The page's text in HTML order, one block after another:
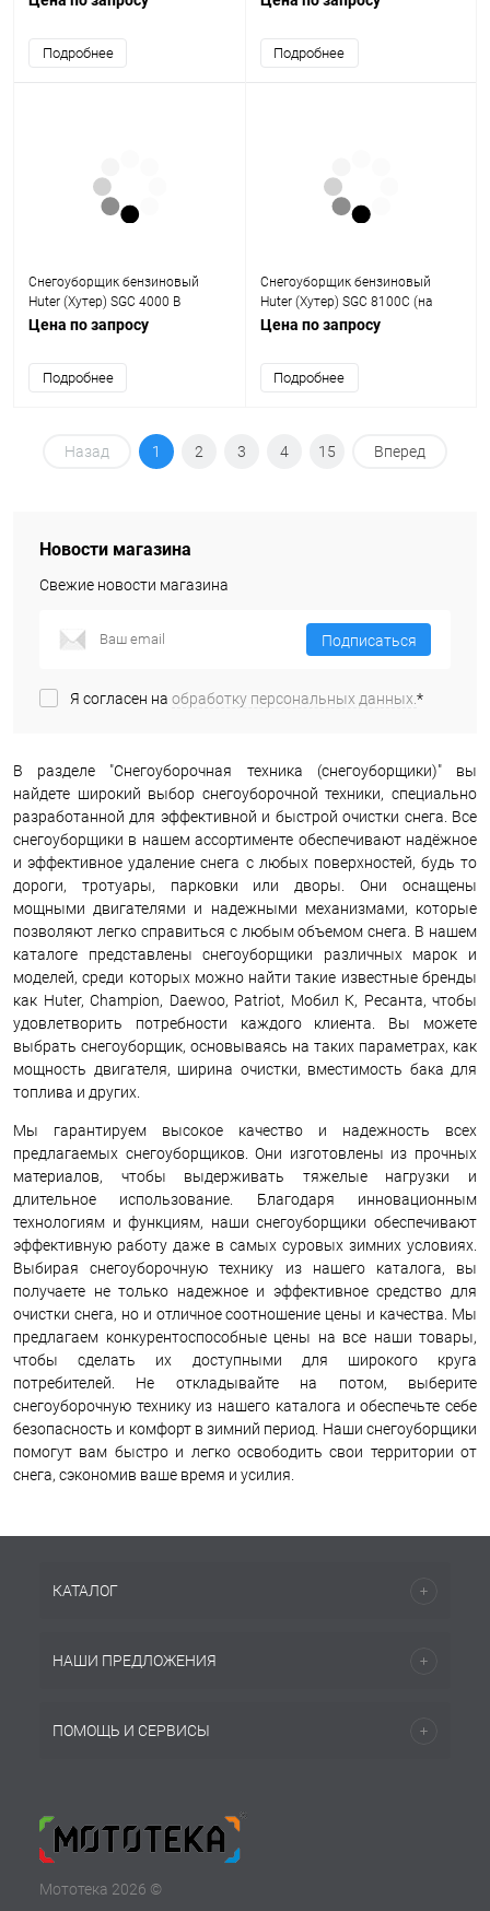
Подробнее Подробнее
Снегоуборщик бензиновый
Huter (Хутер) SGC 4000 B
(стартер с АКБ)
Цена по запросу
Подробнее
Снегоуборщик бензиновый
Huter (Хутер) SGC 8100C (на
гусеницах)
Цена по запросу
Подробнее
Назад 1 2 3 4 15 Вперед
Новости магазина
Свежие новости магазина
Подписаться
Я согласен на обработку персональных данных.*
В разделе "Снегоуборочная техника (снегоуборщики)" вы
найдете широкий выбор снегоуборочной техники, специально
разработанной для эффективной и быстрой очистки снега. Все
снегоуборщики в нашем ассортименте обеспечивают надёжное
и эффективное удаление снега с любых поверхностей, будь то
дороги, тротуары, парковки или дворы. Они оснащены
мощными двигателями и надежными механизмами, которые
позволяют легко справиться с любым объемом снега. В нашем
каталоге представлены снегоуборщики различных марок и
моделей, среди которых можно найти такие известные бренды
как Huter, Champion, Daewoo, Patriot, Мобил К, Ресанта, чтобы
удовлетворить потребности каждого клиента. Вы можете
выбрать снегоуборщик, основываясь на таких параметрах, как
мощность двигателя, ширина очистки, вместимость бака для
топлива и других.
Мы гарантируем высокое качество и надежность всех
предлагаемых снегоуборщиков. Они изготовлены из прочных
материалов, чтобы выдерживать тяжелые нагрузки и
длительное использование. Благодаря инновационным
технологиям и функциям, наши снегоуборщики обеспечивают
эффективную работу даже в самых суровых зимних условиях.
Выбирая снегоуборочную технику из нашего каталога, вы
получаете не только надежное и эффективное средство для
очистки снега, но и отличное соотношение цены и качества. Мы
предлагаем конкурентоспособные цены на все наши товары,
чтобы сделать их доступными для широкого круга
потребителей. Не откладывайте на потом, выберите
снегоуборочную технику из нашего каталога и обеспечьте себе
безопасность и комфорт в зимний период. Наши снегоуборщики
помогут вам быстро и легко освободить свои территории от
снега, сэкономив ваше время и усилия.
КАТАЛОГ
НАШИ ПРЕДЛОЖЕНИЯ
ПОМОЩЬ И СЕРВИСЫ
Мототека 2026 ©